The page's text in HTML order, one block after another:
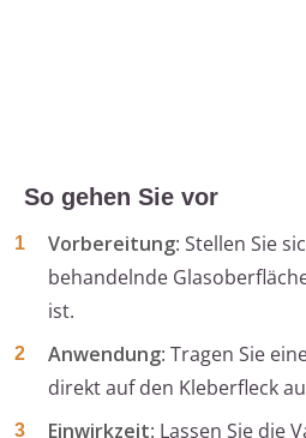
So gehen Sie vor
Vorbereitung: Stellen Sie
behandelnde
ist.
Anwendung: Tragen Sie
direkt auf den Kleberfleck
Einwirkzeit: Lassen Sie die